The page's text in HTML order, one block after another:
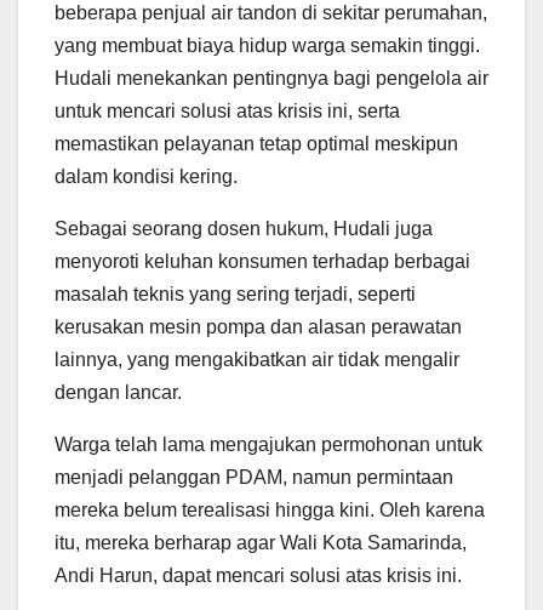
beberapa penjual air tandon di sekitar perumahan,
yang membuat biaya hidup warga semakin tinggi.
Hudali menekankan pentingnya bagi pengelola air
untuk mencari solusi atas krisis ini, serta
memastikan pelayanan tetap optimal meskipun
dalam kondisi kering.
Sebagai seorang dosen hukum, Hudali juga
menyoroti keluhan konsumen terhadap berbagai
masalah teknis yang sering terjadi, seperti
kerusakan mesin pompa dan alasan perawatan
lainnya, yang mengakibatkan air tidak mengalir
dengan lancar.
Warga telah lama mengajukan permohonan untuk
menjadi pelanggan PDAM, namun permintaan
mereka belum terealisasi hingga kini. Oleh karena
itu, mereka berharap agar Wali Kota Samarinda,
Andi Harun, dapat mencari solusi atas krisis ini.